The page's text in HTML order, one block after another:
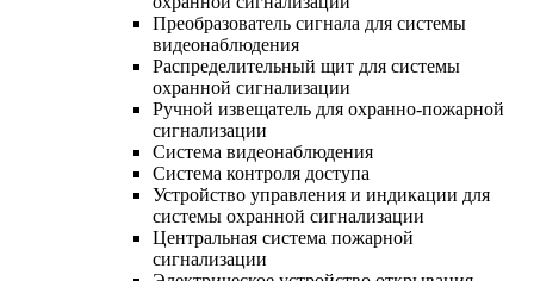
Преобразователь сигнала для системы
видеонаблюдения
Распределительный щит для системы
охранной сигнализации
Ручной извещатель для охранно-пожарной
сигнализации
Система видеонаблюдения
Система контроля доступа
Устройство управления и индикации для
системы охранной сигнализации
Центральная система пожарной
сигнализации